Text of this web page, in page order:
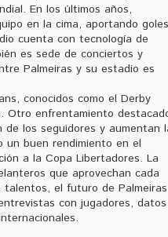
En los últimos años,
en la cima, aportando
cuenta con tecnología de
es sede de conciertos y
Palmeiras y su estadio es
conocidos como el Derby
Otro enfrentamiento
los seguidores y aumentan
un buen rendimiento en el
a la Copa Libertadores. La
que aprovechan cada
el futuro de Palmeiras
con jugadores, datos